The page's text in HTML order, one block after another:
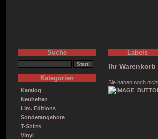
Suche
Kategorien
Katalog
Neuheiten
Lim. Editions
Sonderangebote
T-Shirts
Vinyl
Labels
Ihr
Sie haben noch